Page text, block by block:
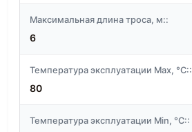
Максимальная длина троса, м::
6
Температура эксплуатации Max, °C::
80
Температура эксплуатации Min, °C::